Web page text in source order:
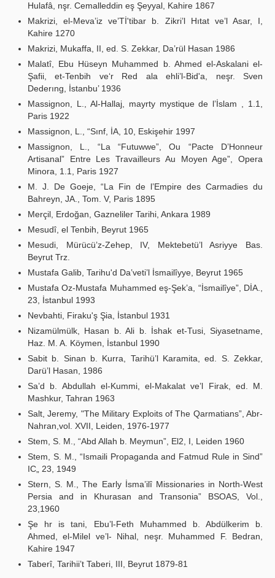
Hulafâ, nşr. Cemalleddin eş Şeyyal, Kahire 1867
Makrizi, el-Meva’iz ve’Tİ'tibar b. Zikri’l Hıtat ve’l Asar, I,
Kahire 1270
Makrizi, Mukaffa, II, ed. S. Zekkar, Da’rül Hasan 1986
Malatî, Ebu Hüseyn Muhammed b. Ahmed el-Askalani el-
Şafii, et-Tenbih ve‘r Red ala ehli’l-Bid'a, neşr. Sven
Dederıng, İstanbu’ 1936
Massignon, L., Al-Hallaj, mayrty mystique de l’İslam , 1.1,
Paris 1922
Massignon, L., “Sınf, İA, 10, Eskişehir 1997
Massignon, L., “La “Futuwwe”, Ou “Pacte D’Honneur
Artisanal” Entre Les Travailleurs Au Moyen Age”, Opera
Minora, 1.1, Paris 1927
M. J. De Goeje, “La Fin de l’Empire des Carmadies du
Bahreyn, JA., Tom. V, Paris 1895
Merçil, Erdoğan, Gazneliler Tarihi, Ankara 1989
Mesudî, el Tenbih, Beyrut 1965
Mesudi, Mürücü’z-Zehep, IV, Mektebetü’l Asriyye Bas.
Beyrut Trz.
Mustafa Galib, Tarihu'd Da’veti’l İsmailîyye, Beyrut 1965
Mustafa Oz-Mustafa Muhammed eş-Şek’a, “İsmailîye”, DİA.,
23, İstanbul 1993
Nevbahti, Firaku'ş Şia, İstanbul 1931
Nizamülmülk, Hasan b. Ali b. İshak et-Tusi, Siyasetname,
Haz. M. A. Köymen, İstanbul 1990
Sabit b. Sinan b. Kurra, Tarihü’l Karamita, ed. S. Zekkar,
Darü’l Hasan, 1986
Sa’d b. Abdullah el-Kummi, el-Makalat ve’l Firak, ed. M.
Mashkur, Tahran 1963
Salt, Jeremy, "The Military Exploits of The Qarmatians”, Abr-
Nahran,vol. XVII, Leiden, 1976-1977
Stem, S. M., “Abd Allah b. Meymun”, El2, I, Leiden 1960
Stem, S. M., “Ismaili Propaganda and Fatmud Rule in Sind”
IC„ 23, 1949
Stern, S. M., The Early İsma’ilî Missionaries in North-West
Persia and in Khurasan and Transonia” BSOAS, Vol.,
23,1960
Şe hr is tani, Ebu’l-Feth Muhammed b. Abdülkerim b.
Ahmed, el-Milel ve’l- Nihal, neşr. Muhammed F. Bedran,
Kahire 1947
Taberî, Tarihii’t Taberi, III, Beyrut 1879-81